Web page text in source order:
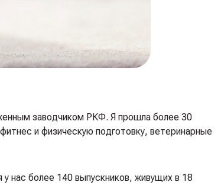
заводчиком РКФ. Я прошла более 30
и физическую подготовку, ветеринарные
нас более 140 выпускников, живущих в 18